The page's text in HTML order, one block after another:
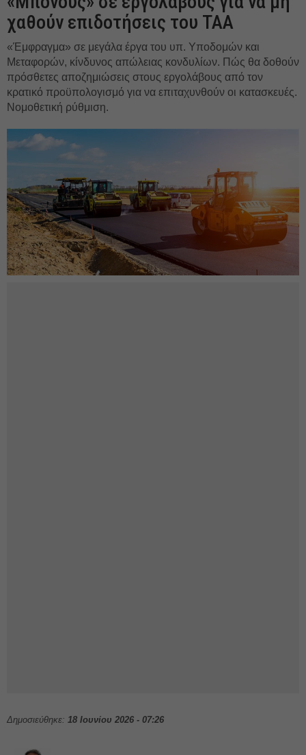
χαθούν επιδοτήσεις του ΤΑΑ
«Έμφραγμα» σε μεγάλα έργα του υπ. Υποδομών και
Μεταφορών, κίνδυνος απώλειας κονδυλίων. Πώς θα δοθούν
πρόσθετες αποζημιώσεις στους εργολάβους από τον
κρατικό προϋπολογισμό για να επιταχυνθούν οι κατασκευές.
Νομοθετική ρύθμιση.
Δημοσιεύθηκε: 18 Ιουνίου 2026 - 07:26